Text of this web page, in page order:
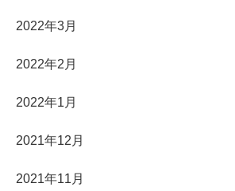
2022年3月
2022年2月
2022年1月
2021年12月
2021年11月